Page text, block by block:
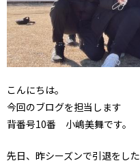
こんにちは。
今回のブログを担当します
背番号10番 小嶋美舞です。
先日、昨シーズンで引退をし